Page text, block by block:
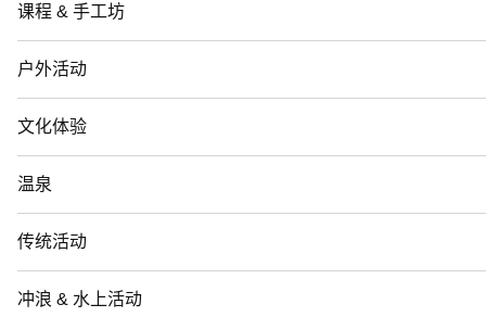
课程 & 手工坊
户外活动
文化体验
温泉
传统活动
冲浪 & 水上活动